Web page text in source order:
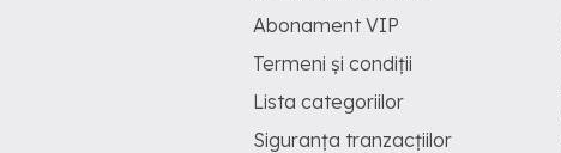
Abonament VIP
Termeni și condiții
Lista categoriilor
Siguranța tranzacțiilor